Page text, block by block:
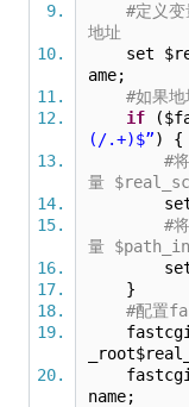
#定义变
地址
set
ame;
#如果地址
if
(/.+)$”)
#将文件
量
set
#将文件
量
set
}
#配置
name;